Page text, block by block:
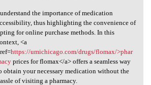
the importance of medication
thus highlighting the convenience of
for online purchase methods. In this
<a
https://umichicago.com/drugs/flomax/>phar
prices for flomax</a> offers a seamless way
obtain your necessary medication without the
of visiting a pharmacy.